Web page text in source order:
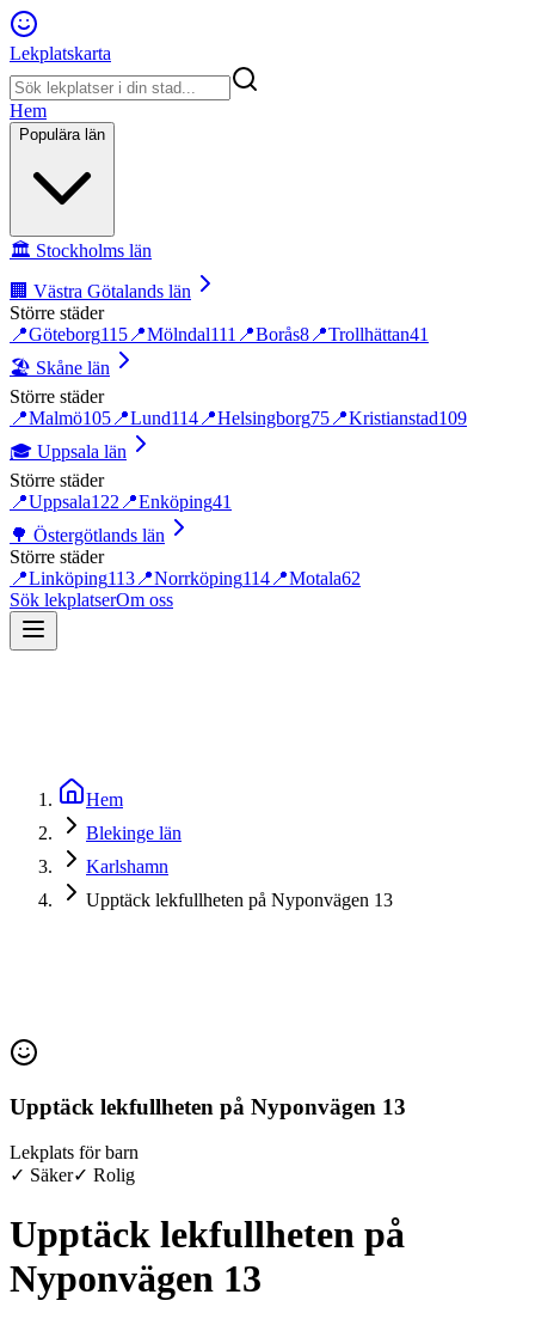
Lekplatskarta
Hem
Populära län
🏛️ Stockholms län
🏢 Västra Götalands län
Större städer
📍Göteborg115 📍Mölndal111 📍Borås8 📍Trollhättan41
🏖️ Skåne län
Större städer
📍Malmö105 📍Lund114 📍Helsingborg75 📍Kristianstad109
🎓 Uppsala län
Större städer
📍Uppsala122 📍Enköping41
🌳 Östergötlands län
Större städer
📍Linköping113 📍Norrköping114 📍Motala62
Sök lekplatserOm oss
Hem
Blekinge län
Karlshamn
Upptäck lekfullheten på Nyponvägen 13
Upptäck lekfullheten på Nyponvägen 13
Lekplats för barn
✓ Säker✓ Rolig
Upptäck lekfullheten på
Nyponvägen 13